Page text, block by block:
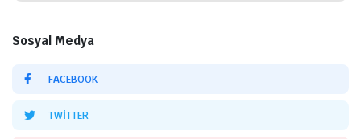
Sosyal Medya
FACEBOOK
TWITTER